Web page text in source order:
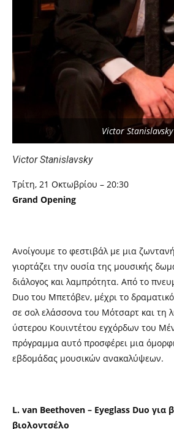
Victor Stanislavsky
Victor Stanislavsky
Τρίτη, 21 Οκτωβρίου – 20:30
Grand Opening
Ανοίγουμε το φεστιβάλ με μια
γιορτάζει την ουσία της μουσικής
διάλογος και λαμπρότητα. Από το
Duo του Μπετόβεν, μέχρι το
σε σολ ελάσσονα του Μότσαρτ και τη
ύστερου Κουιντέτου εγχόρδων του
πρόγραμμα αυτό προσφέρει μια
εβδομάδας μουσικών ανακαλύψεων.
L. van Beethoven – Eyeglass Duo για
βιολοντσέλο